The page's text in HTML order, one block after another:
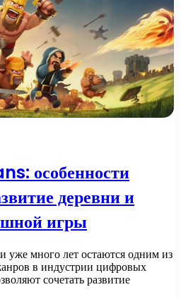
особенности
деревни и
игры
уже много лет остаются одним из
в индустрии цифровых
сочетать развитие